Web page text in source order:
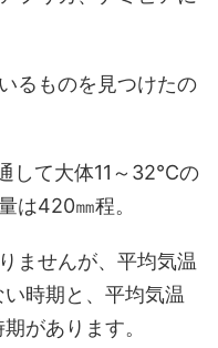
るものを見つけたの
して大体11～32℃の
は420㎜程。
ませんが、平均気温
時期と、平均気温
があります。